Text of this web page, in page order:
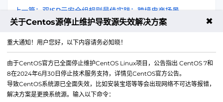
上一篇：双ISP云安全组规则最佳实践：跨境电商场景
关于Centos源停止维护导致源失效解决方案 ✖
重大通知！用户您好，以下内容请务必知晓！
由于CentOS官方已全面停止维护CentOS Linux项目，公告指出 CentOS 7和
8在2024年6月30日停止技术服务支持，详情见CentOS官方公告。
导致CentOS系统源已全面失效，比如安装宝塔等等会出现网络不可达等报错，
解决方案是更换系统源。输入以下命令：